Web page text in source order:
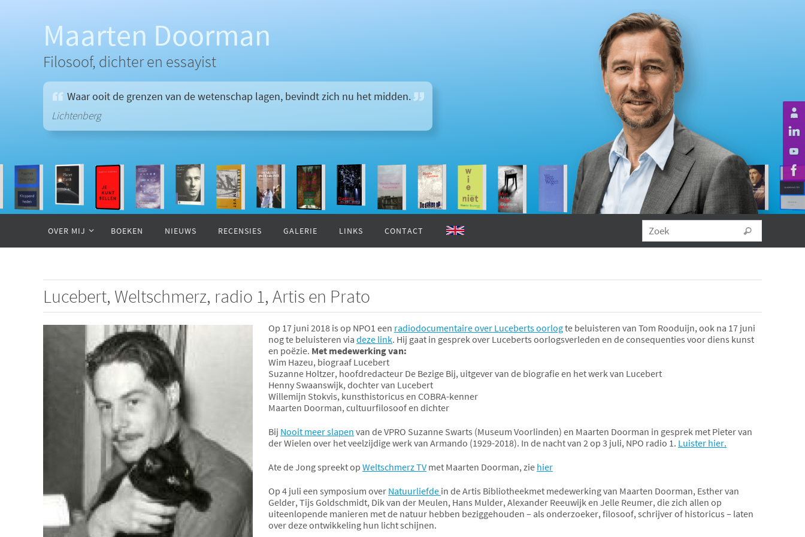
Maarten Doorman
Filosoof, dichter en essayist
Waar ooit de grenzen van de wetenschap lagen, bevindt zich nu het midden.
Lichtenberg
inhoud
OVER MIJ BOEKEN NIEUWS RECENSIES GALERIE LINKS CONTACT Zoek
Lucebert, Weltschmerz, radio 1, Artis en Prato
Op 17 juni 2018 is op NPO1 een radiodocumentaire over Luceberts oorlogte beluisteren van Tom Rooduijn, ook na 17 juni
nog te beluisteren via deze link. Hij gaat in gesprek over Luceberts oorlogsverleden en de consequenties voor diens kunst
en poëzie. Met medewerking van:
Wim Hazeu, biograaf Lucebert
Suzanne Holtzer, hoofdredacteur De Bezige Bij, uitgever van de biografie en het werk van Lucebert
Henny Swaanswijk, dochter van Lucebert
Willemijn Stokvis, kunsthistoricus en COBRA-kenner
Maarten Doorman, cultuurfilosoof en dichter
Bij Nooit meer slapen van de VPRO Suzanne Swarts (Museum Voorlinden) en Maarten Doorman in gesprek met Pieter van
der Wielen over het veelzijdige werk van Armando (1929-2018). In de nacht van 2 op 3 juli, NPO radio 1. Luister hier.
Ate de Jong spreekt op Weltschmerz TV met Maarten Doorman, zie hier
Op 4 juli een symposium over Natuurliefde in de Artis Bibliotheekmet medewerking van Maarten Doorman, Esther van
Gelder, Tijs Goldschmidt, Dik van der Meulen, Hans Mulder, Alexander Reeuwijk en Jelle Reumer, die zich allen op
uiteenlopende manieren met de natuur hebben beziggehouden – als onderzoeker, filosoof, schrijver of historicus – laten
over deze ontwikkeling hun licht schijnen.